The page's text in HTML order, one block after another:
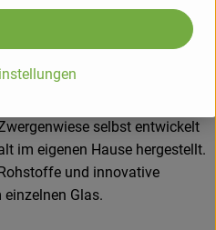
biologischen Rohstoffe.
die Förderung des
der Bio-Bauern eine
selbst entwickelt
im eigenen Hause hergestellt.
und innovative
Glas.